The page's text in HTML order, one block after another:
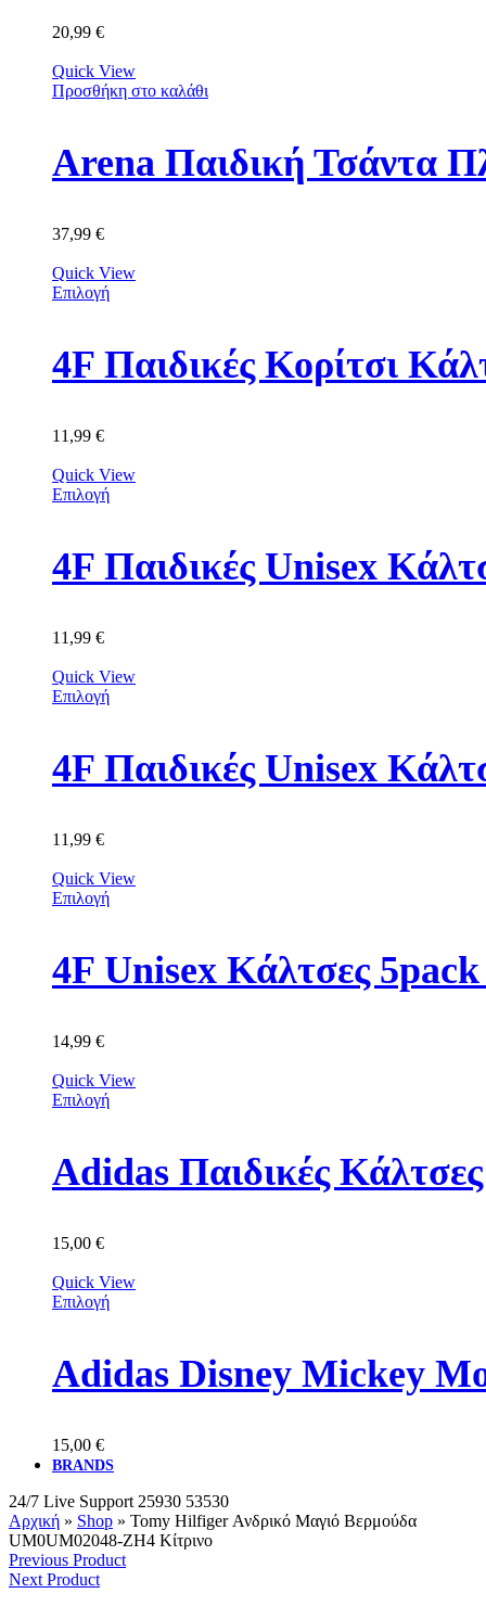
20,99 €
Quick View
Προσθήκη στο καλάθι
Arena Παιδική Τσάντα
37,99 €
Quick View
Επιλογή
11,99 €
Quick View
Επιλογή
11,99 €
Quick View
Επιλογή
4F Παιδικές Unisex
11,99 €
Quick View
Επιλογή
4F Unisex Κάλτσες
14,99 €
Quick View
Επιλογή
Adidas Παιδικές
15,00 €
Quick View
Επιλογή
Adidas Disney Mickey
15,00 €
BRANDS
24/7 Live Support 25930 53530
Αρχική » Shop » Tomy Hilfiger Ανδρικό Μαγιό Βερμούδα
UM0UM02048-ZH4 Κίτρινο
Previous Product
Next Product